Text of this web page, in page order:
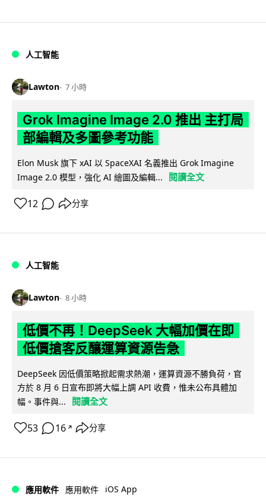
人工智能
Lawton 7 小時
Grok Imagine Image 2.0 推出 主打局
部編輯及多圖參考功能
Elon Musk 旗下 xAI 以 SpaceXAI 名義推出 Grok Imagine
Image 2.0 模型，強化 AI 繪圖及編輯...
閱讀全文
12 分享
人工智能
Lawton 8 小時
低價不再！DeepSeek 大幅加價在即
低價搶客反釀運算資源告急
DeepSeek 因低價策略掀起需求熱潮，運算資源不勝負荷，官
方於 8 月 6 日宣布即將大幅上調 API 收費，惟未公布具體加
幅。事件與...
閱讀全文
53 16 ↗ 分享
應用軟件 應用軟件 iOS App